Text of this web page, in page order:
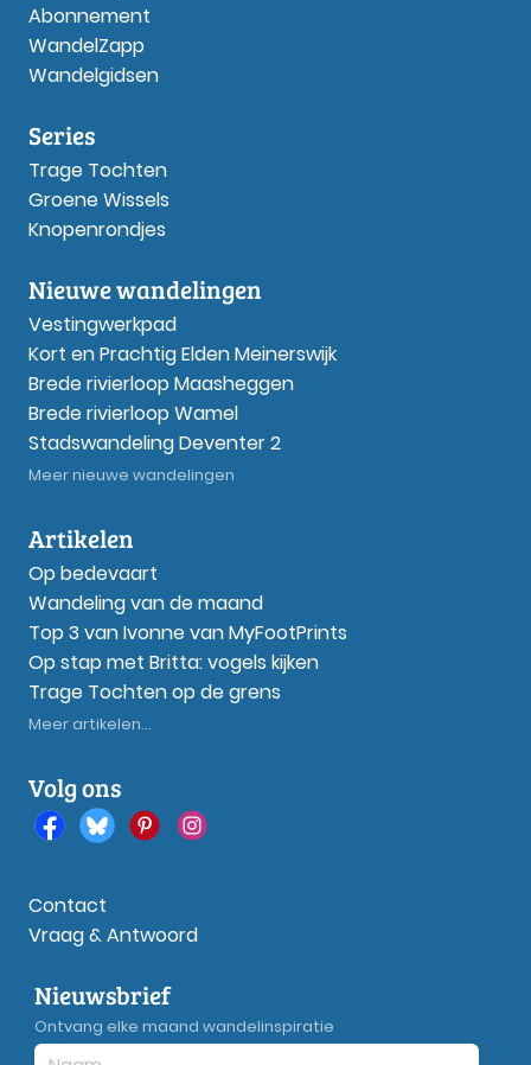
Abonnement
WandelZapp
Wandelgidsen
Series
Trage Tochten
Groene Wissels
Knopenrondjes
Nieuwe wandelingen
Vestingwerkpad
Kort en Prachtig Elden Meinerswijk
Brede rivierloop Maasheggen
Brede rivierloop Wamel
Stadswandeling Deventer 2
Meer nieuwe wandelingen
Artikelen
Op bedevaart
Wandeling van de maand
Top 3 van Ivonne van MyFootPrints
Op stap met Britta: vogels kijken
Trage Tochten op de grens
Meer artikelen...
Volg ons
Contact
Vraag & Antwoord
Nieuwsbrief
Ontvang elke maand wandelinspiratie